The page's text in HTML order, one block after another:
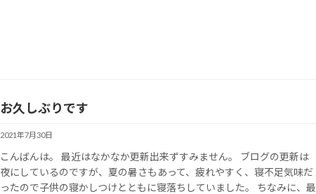
お久しぶりです
2021年7月30日
こんばんは。 最近はなかなか更新出来ずすみません。 ブログの更新は
夜にしているのですが、夏の暑さもあって、疲れやすく、寝不足気味だ
ったので子供の寝かしつけとともに寝落ちしていました。 ちなみに、最